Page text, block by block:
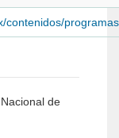
contenidos/